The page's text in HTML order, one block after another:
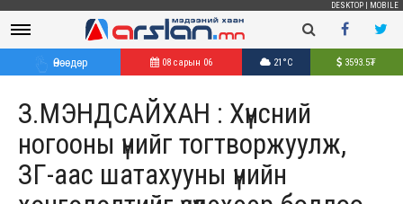
DESKTOP MOBILE
Өнөөдөр 08 сарын 06 21°C 3593.5₮
З.МЭНДСАЙХАН : Хүнсний
ногооны үнийг тогтворжуулж,
ЗГ-аас шатахууны үнийн